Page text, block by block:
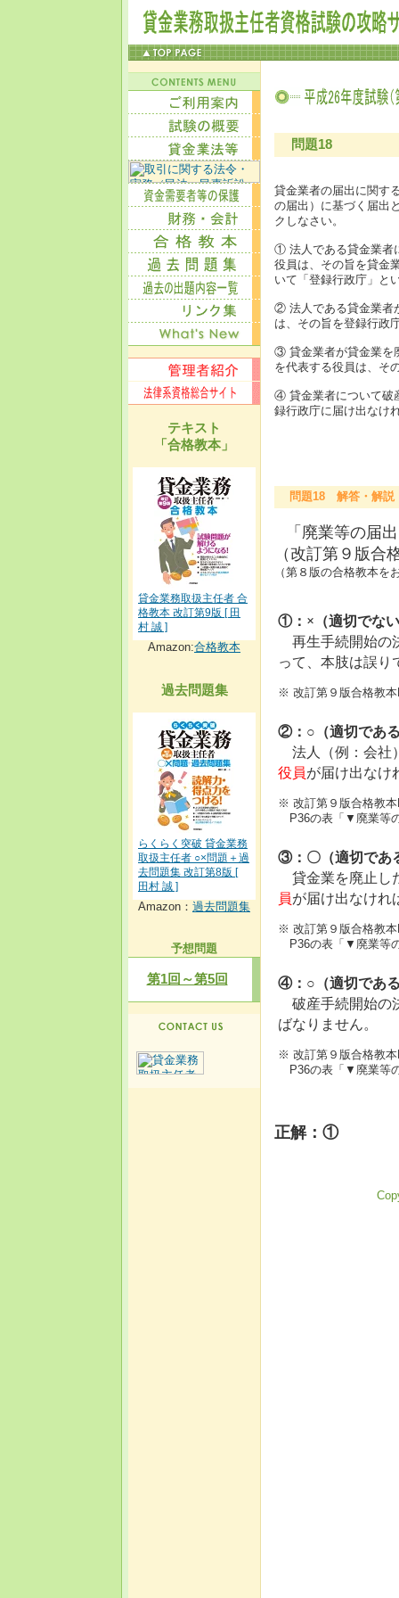
テキスト
「合格教本」
貸金業務取扱主任者 合
格教本 改訂第9版 [ 田
村 誠 ]
Amazon:合格教本
過去問題集
らくらく突破 貸金業務
取扱主任者 ○×問題＋過
去問題集 改訂第8版 [
田村 誠 ]
Amazon： 過去問題集
予想問題
第1回～第5回
問題18
貸金業者の届出に関す
の届出）に基づく届出
クしなさい。
① 法人である貸金業者
役員は、その旨を貸金
いて「登録行政庁」と
② 法人である貸金業者
は、その旨を登録行政
③ 貸金業者が貸金業を
を代表する役員は、そ
④ 貸金業者について破
録行政庁に届け出なけ
問題18 解答・解説
「廃業等の届
（改訂第９版合
（第８版の合格教本を
①：×（適切でな
再生手続開始の
って、本肢は誤り
※ 改訂第９版合格教
②：○（適切であ
法人（例：会社
役員が届け出なけ
※ 改訂第９版合格教
P36の表「▼廃業等
③：〇（適切であ
貸金業を廃止し
員が届け出なけれ
※ 改訂第９版合格教
P36の表「▼廃業等
④：○（適切であ
破産手続開始の
ばなりません。
※ 改訂第９版合格教
P36の表「▼廃業等
正解：①